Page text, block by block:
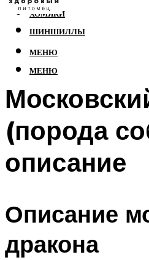
ХОМЯКИ
ШИНШИЛЛЫ
МЕНЮ
МЕНЮ
(порода
описание
Описание
дракона